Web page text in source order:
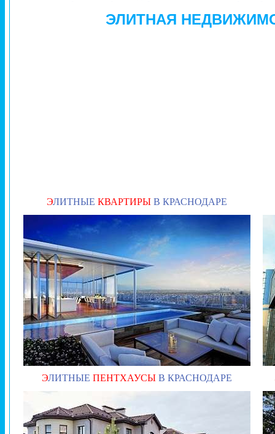
ЭЛИТНАЯ
ЭЛИТНЫЕ КВАРТИРЫ В КРАСНОДАРЕ
ЭЛИТНЫЕ ПЕНТХАУСЫ В КРАСНОДАРЕ